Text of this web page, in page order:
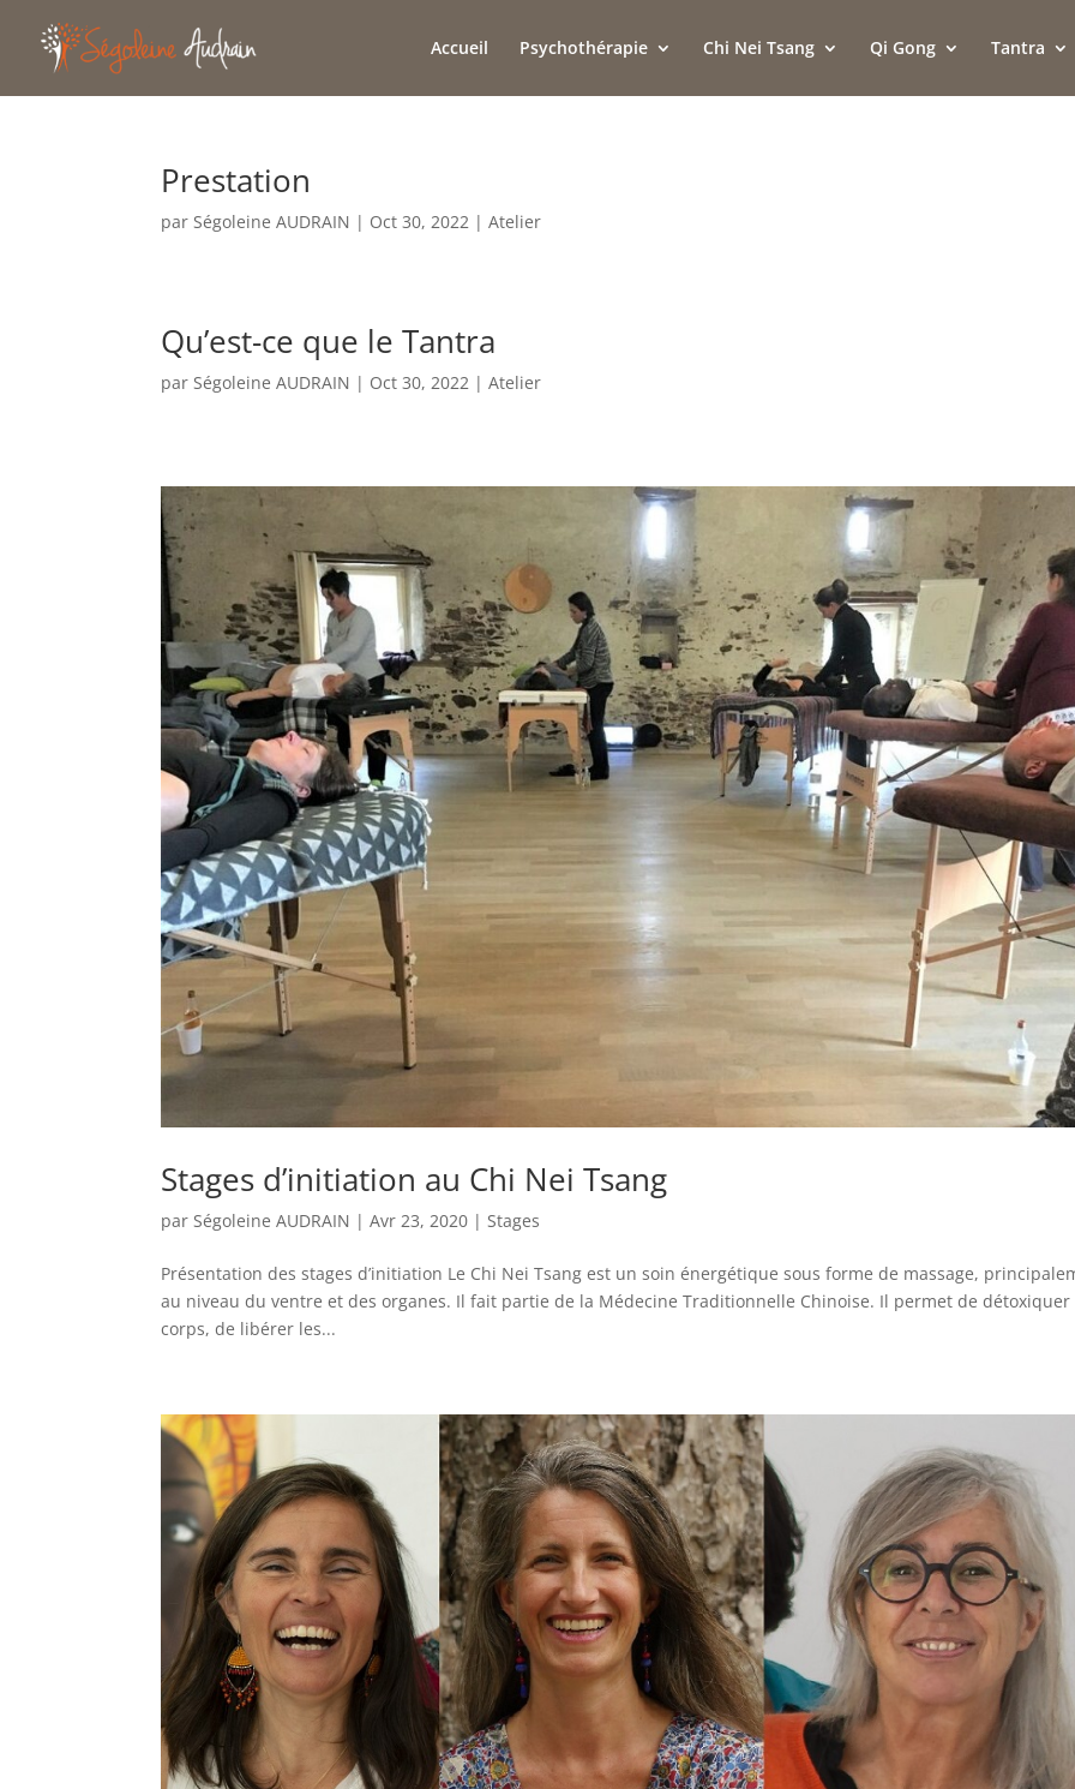
Accueil Psychothérapie Chi Nei Tsang Qi Gong Tantra
Prestation
parSégoleine AUDRAIN | Oct 30, 2022 |Atelier
Qu’est-ce que le Tantra
parSégoleine AUDRAIN | Oct 30, 2022 |Atelier
Stages d’initiation au Chi Nei Tsang
parSégoleine AUDRAIN |Avr 23, 2020 |Stages
Présentation des stages d’initiation Le Chi Nei Tsang est un soin énergétique sous forme de massage,
au niveau du ventre et des organes. Il fait partie de la Médecine Traditionnelle Chinoise. Il permet de détoxiquer
corps, de libérer les...